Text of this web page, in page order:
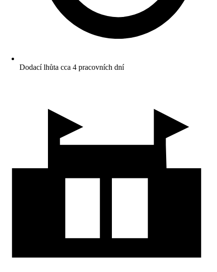
Dodací lhůta cca 4 pracovních dní